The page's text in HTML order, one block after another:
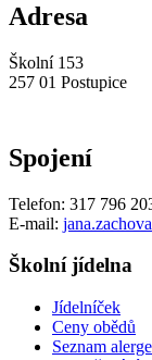
Adresa
Školní 153
257 01 Postupice
Spojení
Telefon: 317 796
E-mail:
Školní jídelna
Jídelníček
Ceny obědů
Seznam